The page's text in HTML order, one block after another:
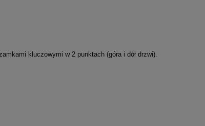
kluczowymi w 2 punktach (góra i dół drzwi).